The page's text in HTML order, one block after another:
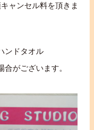
ャンセル料を頂きま
ンドタオル
がございます。